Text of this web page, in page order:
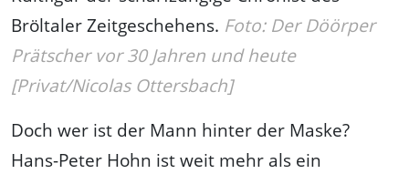
Bröltaler Zeitgeschehens. Foto: Der Döörper
Prätscher vor 30 Jahren und heute
[Privat/Nicolas Ottersbach]
Doch wer ist der Mann hinter der Maske?
Hans-Peter Hohn ist weit mehr als ein